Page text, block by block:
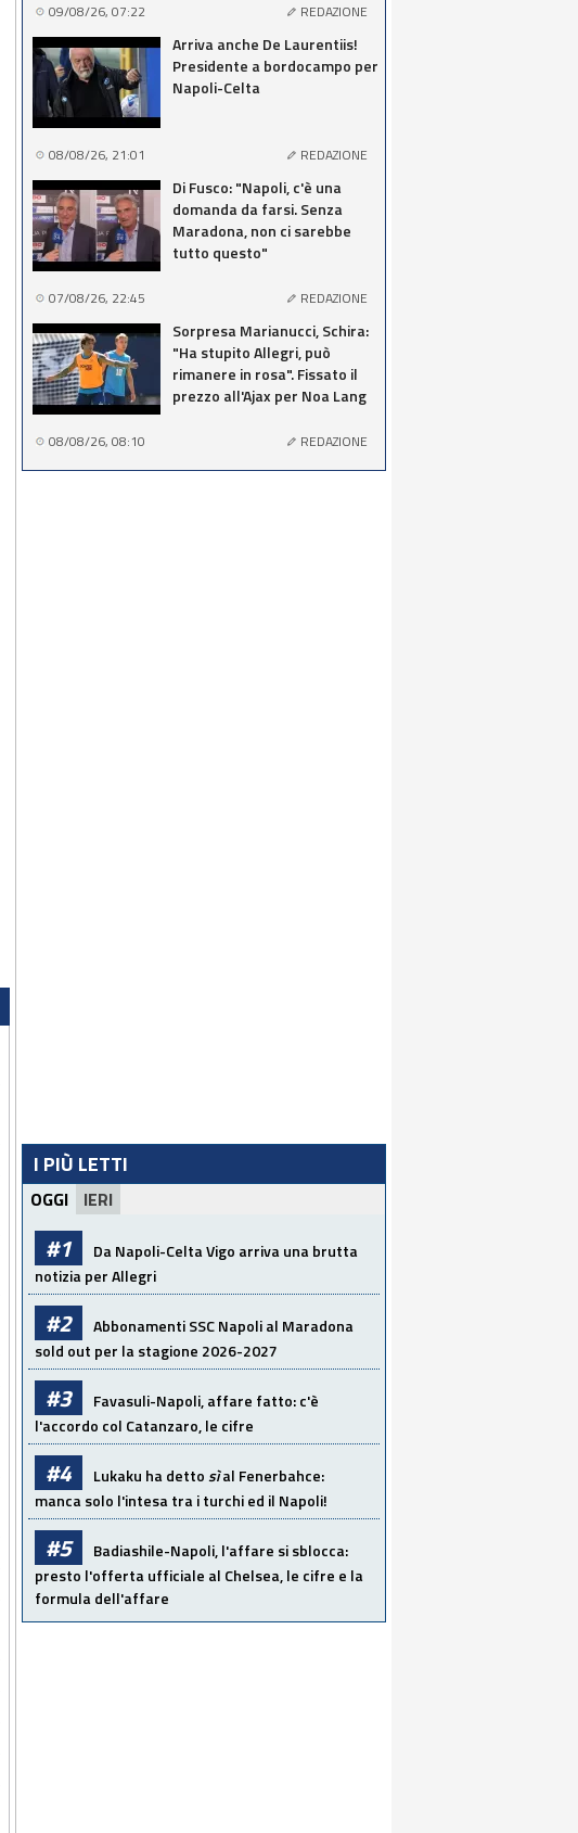
09/08/26, 07:22 REDAZIONE
Arriva anche De Laurentiis!
Presidente a bordocampo per
Napoli-Celta
08/08/26, 21:01 REDAZIONE
Di Fusco: "Napoli, c'è una
domanda da farsi. Senza
Maradona, non ci sarebbe
tutto questo"
07/08/26, 22:45 REDAZIONE
Sorpresa Marianucci, Schira:
"Ha stupito Allegri, può
rimanere in rosa". Fissato il
prezzo all'Ajax per Noa Lang
08/08/26, 08:10 REDAZIONE
I PIÙ LETTI
OGGI IERI
#1
Da Napoli-Celta Vigo arriva una brutta
notizia per Allegri
#2
Abbonamenti SSC Napoli al Maradona
sold out per la stagione 2026-2027
#3
Favasuli-Napoli, affare fatto: c'è
l'accordo col Catanzaro, le cifre
#4 Lukaku ha dettosìal Fenerbahce:
manca solo l'intesa tra i turchi ed il Napoli!
#5
Badiashile-Napoli, l'affare si sblocca:
presto l'offerta ufficiale al Chelsea, le cifre e la
formula dell'affare